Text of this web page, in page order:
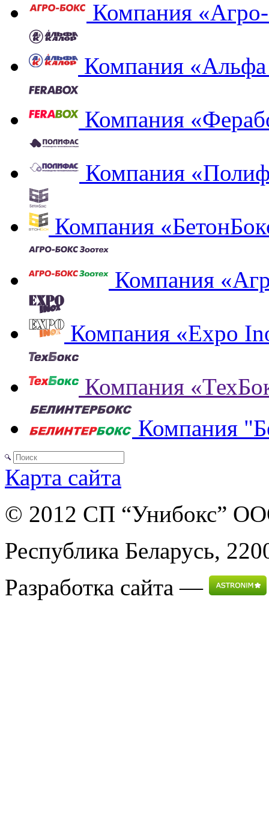
Компания
Компания
Компания
Компания
Компания
Компания
Компания «Expo
Компания
Компания
Карта сайта
© 2012 СП “Унибокс”
Республика Беларусь,
Разработка сайта —